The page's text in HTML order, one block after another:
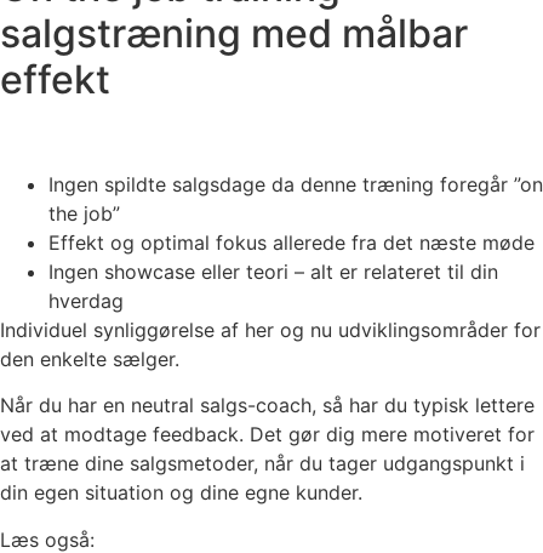
salgstræning med målbar
effekt
Ingen spildte salgsdage da denne træning foregår ”on
the job”
Effekt og optimal fokus allerede fra det næste møde
Ingen showcase eller teori – alt er relateret til din
hverdag
Individuel synliggørelse af her og nu udviklingsområder for
den enkelte sælger.
Når du har en neutral salgs-coach, så har du typisk lettere
ved at modtage feedback. Det gør dig mere motiveret for
at træne dine salgsmetoder, når du tager udgangspunkt i
din egen situation og dine egne kunder.
Læs også: